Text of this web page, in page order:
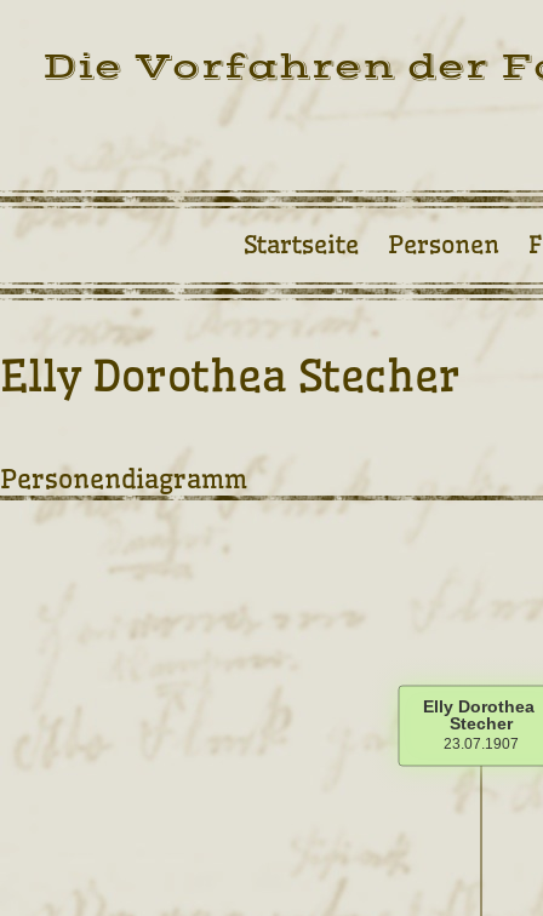
Die Vorfahren der
Startseite Personen
Elly Dorothea Stecher
Personendiagramm